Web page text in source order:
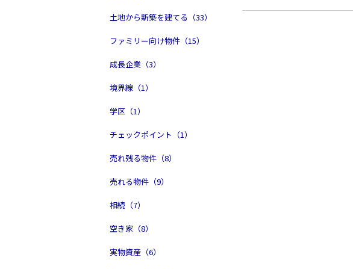
土地から新築を建てる（33）
ファミリー向け物件（15）
成長企業（3）
境界線（1）
学区（1）
チェックポイント（1）
売れ残る物件（8）
売れる物件（9）
相続（7）
空き家（8）
実物資産（6）